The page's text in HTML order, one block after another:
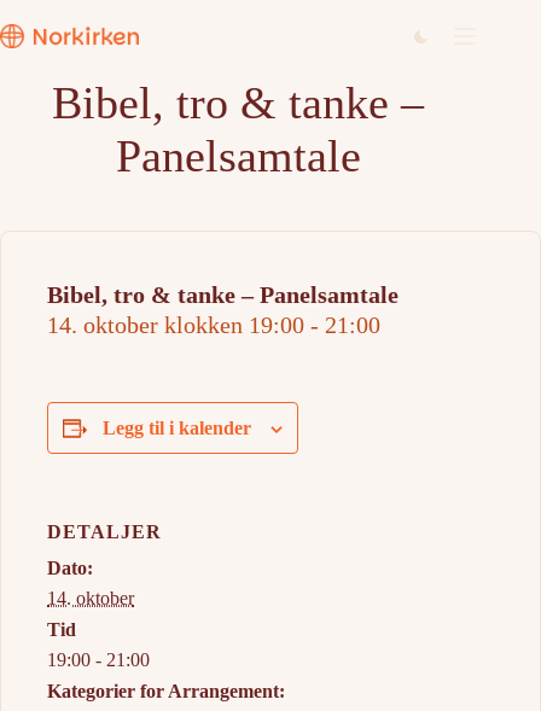
til
innholdet
Bibel, tro & tanke –
Panelsamtale
Bibel, tro & tanke – Panelsamtale
14. oktober klokken 19:00 - 21:00
Legg til i kalender
DETALJER
Dato:
14. oktober
Tid
19:00 - 21:00
Kategorier for Arrangement: